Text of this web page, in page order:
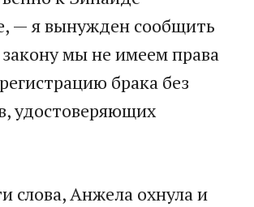
— я вынужден сообщить
мы не имеем права
брака без
удостоверяющих
слова, Анжела охнула и